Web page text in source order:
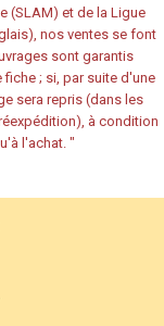
(SLAM) et de la Ligue
nos ventes se font
sont garantis
; si, par suite d'une
sera repris (dans les
à condition
l'achat. "